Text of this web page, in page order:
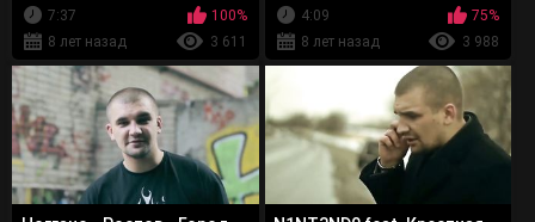
7:37
100%
8 лет назад
3 611
4:09
75%
8 лет назад
3 988